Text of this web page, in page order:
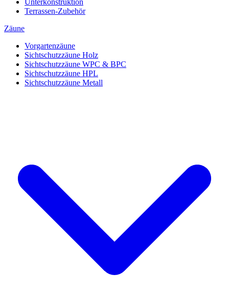
Unterkonstruktion
Terrassen-Zubehör
Zäune
Vorgartenzäune
Sichtschutzzäune Holz
Sichtschutzzäune WPC & BPC
Sichtschutzzäune HPL
Sichtschutzzäune Metall